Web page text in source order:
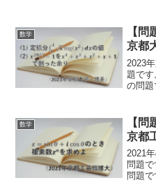
数学
【
京都
2023
題で
の問題
数学
【
京都
2021
問題
問題